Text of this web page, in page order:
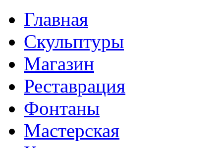
Главная
Скульптуры
Магазин
Реставрация
Фонтаны
Мастерская